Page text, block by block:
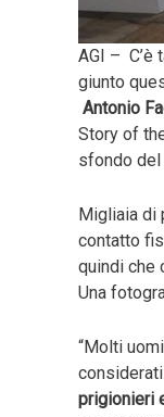
AGI – C’è
giunto
Antonio
Story of
sfondo
Migliaia di
contatto
quindi che
Una
“Molti
prigionieri